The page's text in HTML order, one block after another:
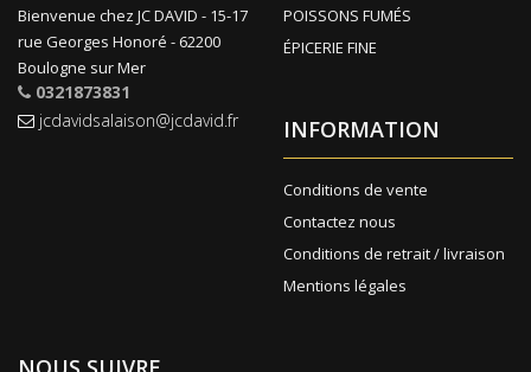
Bienvenue chez JC DAVID - 15-17
rue Georges Honoré - 62200
Boulogne sur Mer
0321873831
jcdavidsalaison@jcdavid.fr
POISSONS FUMÉS
ÉPICERIE FINE
INFORMATION
Conditions de vente
Contactez nous
Conditions de retrait / livraison
Mentions légales